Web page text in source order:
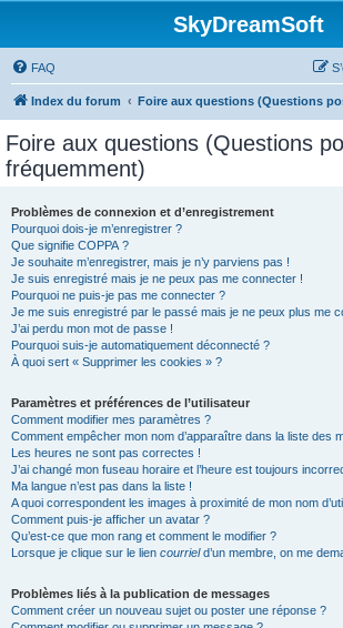
SkyDreamSoft
FAQ
Index du forum Foire aux questions (Questions
Foire aux questions (Questions
fréquemment)
Problèmes de connexion et d’enregistrement
Pourquoi dois-je m’enregistrer ?
Que signifie COPPA ?
Je souhaite m’enregistrer, mais je n’y parviens pas !
Je suis enregistré mais je ne peux pas me connecter !
Pourquoi ne puis-je pas me connecter ?
Je me suis enregistré par le passé mais je ne peux plus me
J’ai perdu mon mot de passe !
Pourquoi suis-je automatiquement déconnecté ?
À quoi sert « Supprimer les cookies » ?
Paramètres et préférences de l’utilisateur
Comment modifier mes paramètres ?
Comment empêcher mon nom d’apparaître dans la liste des
Les heures ne sont pas correctes !
J’ai changé mon fuseau horaire et l’heure est toujours
Ma langue n’est pas dans la liste !
A quoi correspondent les images à proximité de mon nom
Comment puis-je afficher un avatar ?
Qu’est-ce que mon rang et comment le modifier ?
Lorsque je clique sur le lien courrield’un membre, on me
Problèmes liés à la publication de messages
Comment créer un nouveau sujet ou poster une réponse ?